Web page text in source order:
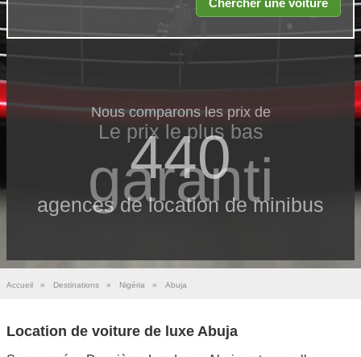
Nous comparons les prix de
440
agences de location de minibus
Le prix le​ plus bas
garanti
Accueil » Destinations » Nigéria » Abuja
Location de voiture de luxe Abuja